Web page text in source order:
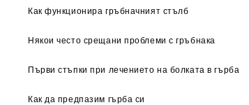
Как функционира гръбначният стълб
Някои често срещани проблеми с гръбнака
Първи стъпки при лечението на болката в гърба
Как да предпазим гърба си